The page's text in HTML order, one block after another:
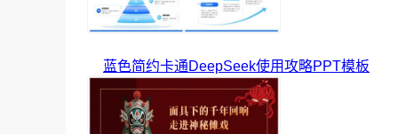
蓝色简约卡通DeepSeek使用攻略PPT模板